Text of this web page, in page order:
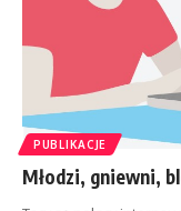
PUBLIKACJE
Młodzi, gniewni,